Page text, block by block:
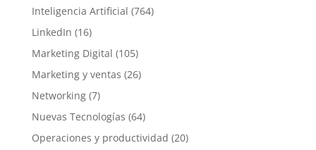
Inteligencia Artificial (764)
LinkedIn (16)
Marketing Digital (105)
Marketing y ventas (26)
Networking(7)
Nuevas Tecnologías (64)
Operaciones y productividad (20)